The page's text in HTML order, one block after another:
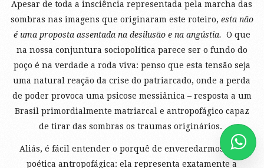
Apesar de toda a insciência representada pela marcha das
sombras nas imagens que originaram este roteiro, esta não
é uma proposta assentada na desilusão e na angústia. O que
na nossa conjuntura sociopolítica parece ser o fundo do
poço é na verdade a roda viva: penso que esta tensão seja
uma natural reação da crise do patriarcado, onde a perda
de poder provoca uma psicose messiânica – resposta a um
Brasil primordialmente matriarcal e antropofágico capaz
de tirar das sombras os traumas originários.
Aliás, é fácil entender o porquê de enveredarmos pela
poética antropofágica: ela representa exatamente a